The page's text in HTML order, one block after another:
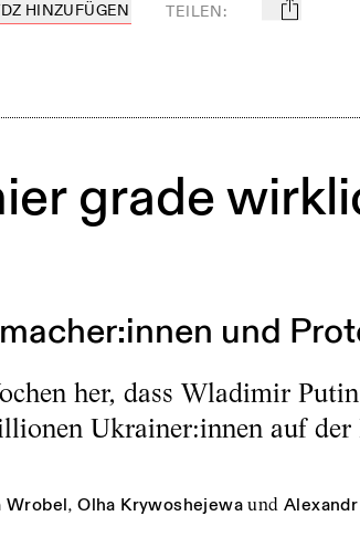
HINZUFÜGEN TEILEN: mail
grade
und
her, dass Wladimir
Ukrainer:innen auf
Wrobel,Olha Krywoshejewa und